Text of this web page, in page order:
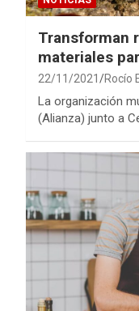
Transforman
materiales
22/11/2021 Rocío
La organización
(Alianza) junto a